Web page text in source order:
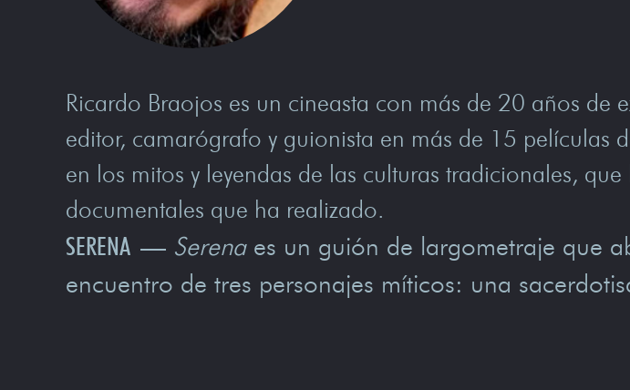
Ricardo Braojos es un cineasta con más de 20 años
editor, camarógrafo y guionista en más de 15 películas
en los mitos y leyendas de las culturas tradicionales,
documentales que ha realizado.
SERENA — Serenaes un guión de largometraje que
encuentro de tres personajes míticos: una